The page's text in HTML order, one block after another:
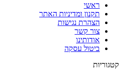
ראשי
תקנון ומדיניות האתר
הצהרת נגישות
צור קשר
אודותינו
ביטול עסקה
קטגוריות